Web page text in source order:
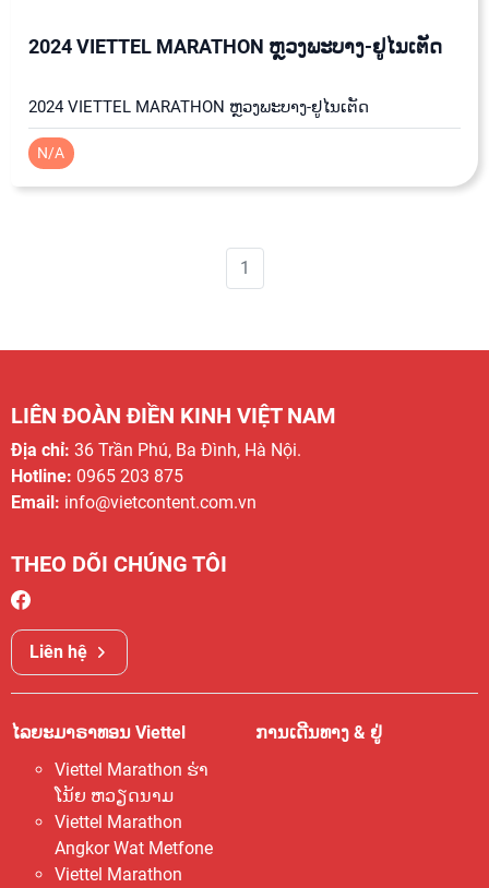
2024 VIETTEL MARATHON ຫຼວງພະບາງ-ຢູໄນເຕັດ
2024 VIETTEL MARATHON ຫຼວງພະບາງ-ຢູໄນເຕັດ
N/A
1
LIÊN ĐOÀN ĐIỀN KINH VIỆT NAM
Địa chỉ: 36 Trần Phú, Ba Đình, Hà Nội.
Hotline: 0965 203 875
Email: info@vietcontent.com.vn
THEO DÕI CHÚNG TÔI
Liên hệ
ໄລຍະມາຣາທອນ Viettel
Viettel Marathon ຮ່າ
ໂນ້ຍ ຫວຽດນາມ
Viettel Marathon
Angkor Wat Metfone
Viettel Marathon
ການເດີນທາງ & ຢູ່